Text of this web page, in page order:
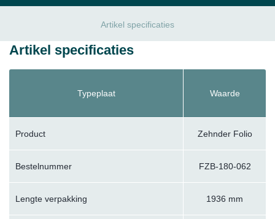
Artikel specificaties
Artikel specificaties
Typeplaat Waarde
Product Zehnder Folio
Bestelnummer FZB-180-062
Lengte verpakking 1936 mm